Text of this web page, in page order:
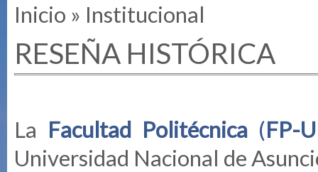
Se encuentra usted aquí
Inicio » Institucional
RESEÑA HISTÓRICA
La Facultad Politécnica (FP-
Universidad Nacional de